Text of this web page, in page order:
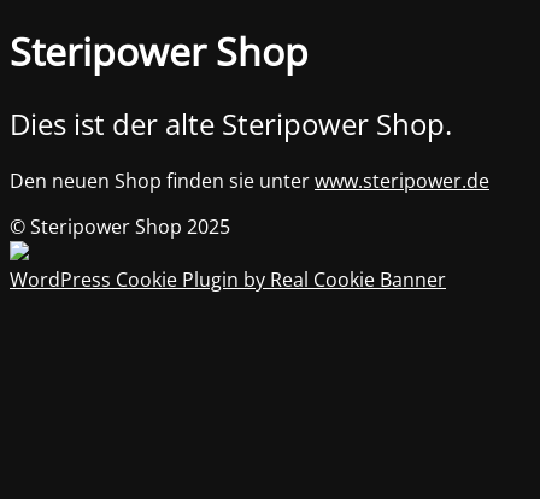
Steripower Shop
Dies ist der alte Steripower Shop.
Den neuen Shop finden sie unterwww.steripower.de
© Steripower Shop 2025
WordPress Cookie Plugin by Real Cookie Banner